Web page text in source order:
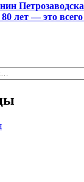
лет — это